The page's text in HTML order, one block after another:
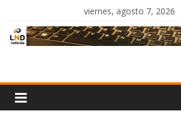
contenido
viernes, agosto 7, 2026
Noticias